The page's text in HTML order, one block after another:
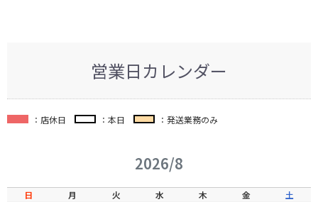
営業日カレンダー
：店休日 ：本日 ：発送業務のみ
2026/8
日 月 火 水 木 金
土